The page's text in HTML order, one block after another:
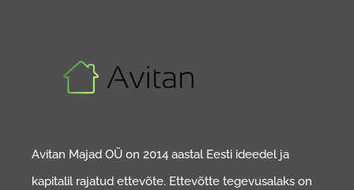
Avitan Majad OÜ on 2014 aastal Eesti ideedel ja
kapitalil rajatud ettevõte. Ettevõtte tegevusalaks on